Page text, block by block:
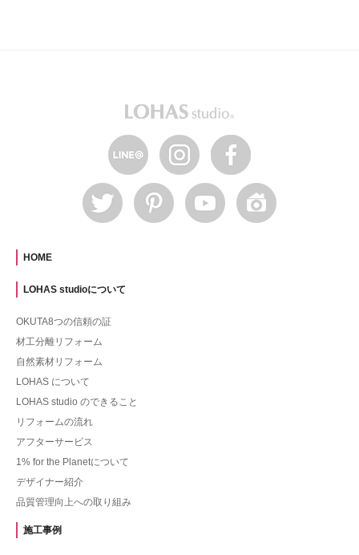
HOME
LOHAS studioについて
OKUTA8つの信頼の証
材工分離リフォーム
自然素材リフォーム
LOHAS について
LOHAS studio のできること
リフォームの流れ
アフターサービス
1% for the Planetについて
デザイナー紹介
品質管理向上への取り組み
施工事例